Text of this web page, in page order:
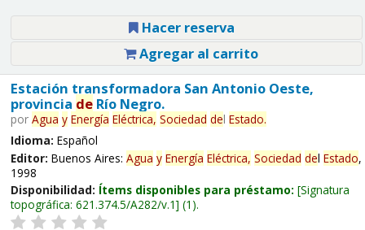
Hacer reserva
Agregar al carrito
Estación transformadora San Antonio Oeste,
provincia deRío Negro.
por Agua y Energía Eléctrica, Sociedad del Estado.
Idioma: Español
Editor: Buenos Aires: Agua y Energía Eléctrica, Sociedad del Estado,
1998
Disponibilidad: Ítems disponibles para préstamo: Signatura
topográfica: 621.374.5/A282/v.1 (1).